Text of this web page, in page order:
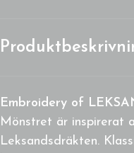
Embroidery of
Mönstret är inspirerat
Leksandsdräkten.